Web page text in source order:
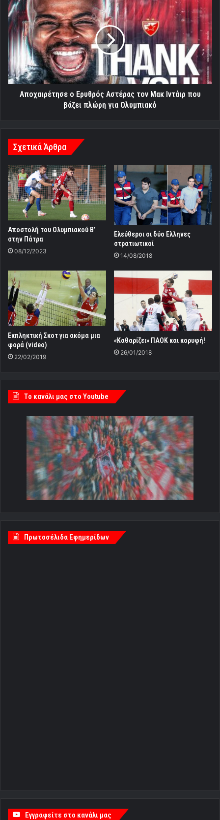
ο
Ερυθρός
Αστέρας
τον
Μακ
Ιντάιρ
που
βάζει
πλώρηΑποχαιρέτησε ο Ερυθρός Αστέρας τον Μακ Ιντάιρ που
βάζει πλώρη για Ολυμπιακό
Σχετικά Άρθρα
Αποστολή του Ολυμπιακού Β’
στην Πάτρα
08/12/2023
Ελεύθεροι οι δύο Ελληνες
στρατιωτικοί
14/08/2018
Εκπληκτική Σκοτ για ακόμα μια
φορά (video)
22/02/2019
«Καθαρίζει» ΠΑΟΚ και κορυφή!
26/01/2018
Tο κανάλι μας στο Youtube
Πρωτοσέλιδα Εφημερίδων
Εγγραφείτε στο κανάλι μας